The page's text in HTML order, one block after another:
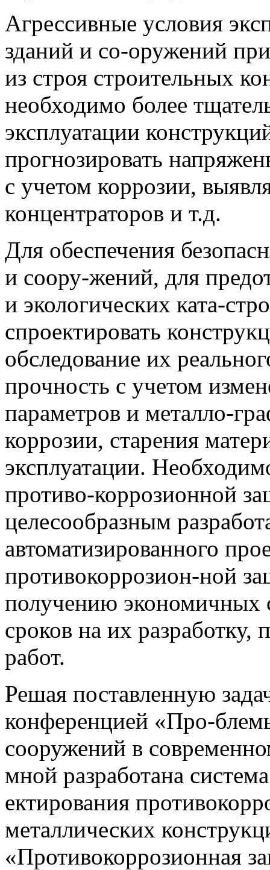
Агрессивные условия
зданий и со-оружений
из строя строительных
необходимо более
эксплуатации
прогнозировать
с учетом коррозии,
концентраторов и т.д.
Для обеспечения
и соору-жений, для
и экологических ката-
спроектировать
обследование их
прочность с учетом
параметров и металло-
коррозии, старения
эксплуатации.
противо-коррозионной
целесообразным
автоматизированного
противокоррозион-ной
получению экономичных
сроков на их
работ.
Решая поставленную
конференцией «Про-
сооружений в
мной разработана
ектирования
металлических
«Противокоррозионная